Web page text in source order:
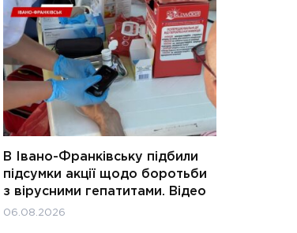
В Івано-Франківську підбили
підсумки акції щодо боротьби
з вірусними гепатитами. Відео
06.08.2026